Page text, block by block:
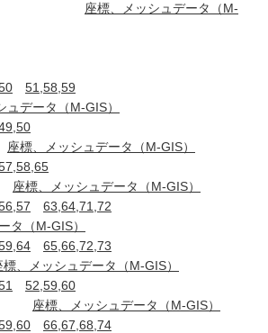
座標、メッシュデータ（M-
51,58,59
ュデータ（M-GIS）
座標、メッシュデータ（M-GIS）
座標、メッシュデータ（M-GIS）
63,64,71,72
タ（M-GIS）
65,66,72,73
標、メッシュデータ（M-GIS）
52,59,60
座標、メッシュデータ（M-GIS）
66,67,68,74